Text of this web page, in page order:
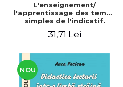
L'enseignement/
l'apprentissage des temps
simples de l'indicatif.
31,71 Lei
NOU